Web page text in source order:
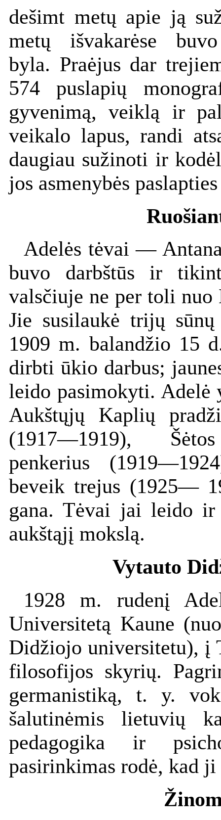
dešimt metų apie ją
metų išvakarėse
byla. Praėjus dar
574 puslapių
gyvenimą, veiklą ir
veikalo lapus, randi
daugiau sužinoti ir
jos asmenybės
Adelės tėvai —
buvo darbštūs ir
valsčiuje ne per toli
Jie susilaukė trijų
1909 m. balandžio 15
dirbti ūkio darbus;
leido pasimokyti.
Aukštųjų Kaplių
(1917—1919),
penkerius
beveik trejus (1925—
gana. Tėvai jai leido
aukštąjį mokslą.
Vytauto
1928 m. rudenį
Universitetą Kaune
Didžiojo universitetu), į
filosofijos skyrių.
germanistiką, t. y.
šalutinėmis lietuvių
pedagogika ir
pasirinkimas rodė, kad